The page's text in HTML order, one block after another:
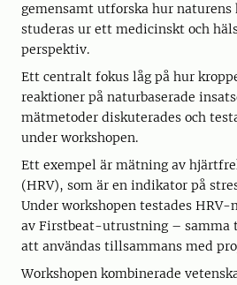
gemensamt utforska hur
studeras ur ett medicinskt och
perspektiv.
Ett centralt fokus låg på hur
reaktioner på naturbaserade
mätmetoder diskuterades och
under workshopen.
Ett exempel är mätning av
(HRV), som är en indikator på
Under workshopen testades
av Firstbeat-utrustning – samma
att användas tillsammans med
Workshopen kombinerade